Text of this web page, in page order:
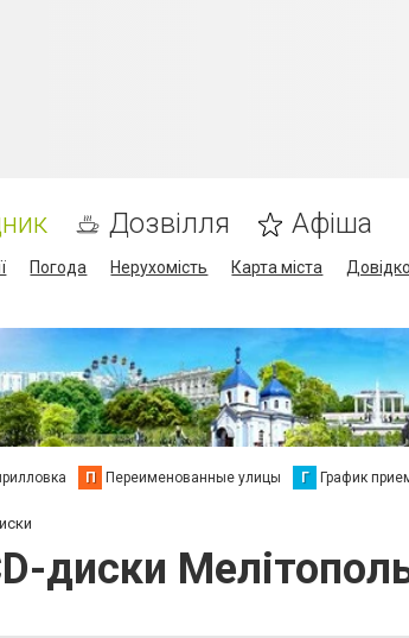
Дозвілля Афіша
Погода Нерухомість Карта міста
П Переименованные улицы Г График
диски